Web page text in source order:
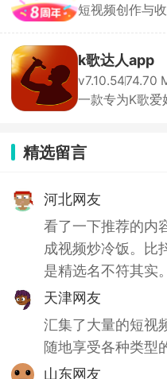
短视频创作与
k歌达人app
v7.10.5474.70
一款专为K歌爱
精选留言
河北网友
看了一下推荐的内
成视频炒冷饭。比
是精选名不符其实。
天津网友
汇集了大量的短视
随地享受各种类型
山东网友